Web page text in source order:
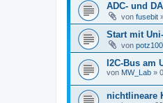
ADC- und
von fusebit
Start mit
von
I2C-Bus am
von MW_Lab »
nichtlineare